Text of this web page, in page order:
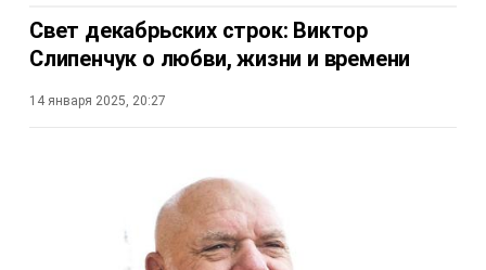
Свет декабрьских строк: Виктор
Слипенчук о любви, жизни и времени
14 января 2025, 20:27